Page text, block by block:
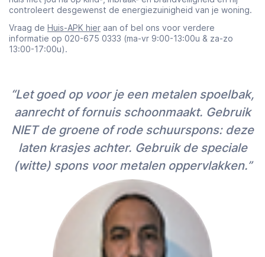
controleert desgewenst de energiezuinigheid van je woning.
Vraag de Huis-APK hier aan of bel ons voor verdere
informatie op 020-675 0333 (ma-vr 9:00-13:00u & za-zo
13:00-17:00u).
“Let goed op voor je een metalen spoelbak,
aanrecht of fornuis schoonmaakt. Gebruik
NIET de groene of rode schuurspons: deze
laten krasjes achter. Gebruik de speciale
(witte) spons voor metalen oppervlakken.”